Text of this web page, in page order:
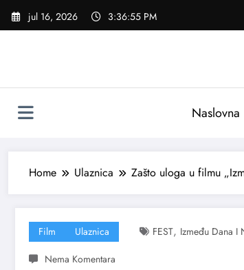
Skoči
jul 16, 2026 3:36:57 PM
Naslovna
Home Ulaznica Zašto uloga u filmu
Film Ulaznica FEST, Između Dana I